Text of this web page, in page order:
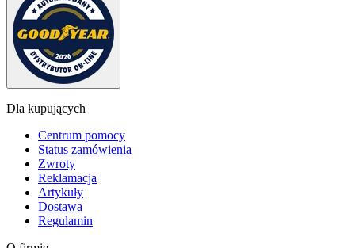
Dla kupujących
Centrum pomocy
Status zamówienia
Zwroty
Reklamacja
Artykuły
Dostawa
Regulamin